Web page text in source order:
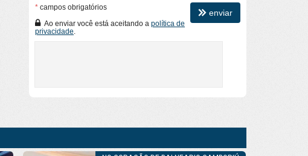
* campos obrigatórios
Ao enviar você está aceitando a política de
privacidade
enviar